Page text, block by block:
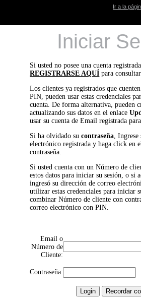
Ir a la
Iniciar
Si usted no posee una cuenta
REGISTRARSE AQUÍ para
Los clientes ya registrados que
PIN, pueden usar estas credenciales
cuenta. De forma alternativa, pueden
actualizando sus datos en el enlace
usar su cuenta de Email registrada para
Si ha olvidado sucontraseña, Ingrese
electrónico registrada y haga click en
contraseña.
Si usted cuenta con un Número de
estos datos para iniciar su sesión, o si
ingresó su dirección de correo
utilizar estas credenciales para iniciar
combinar Número de cliente con
correo electrónico con PIN.
Email o
Número de
Cliente:
Contraseña: